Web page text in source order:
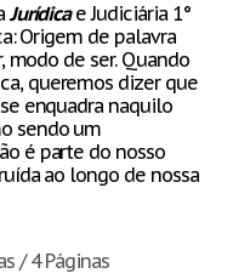
Jurídicae Judiciária 1°
Origem de palavra
modo de ser. Quando
queremos dizer que
enquadra naquilo
sendo um
é parte do nosso
ao longo de nossa
/ 4 Páginas